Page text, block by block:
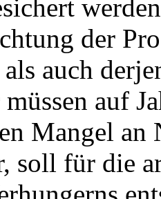
der
auch
auf
Mangel an
soll für die